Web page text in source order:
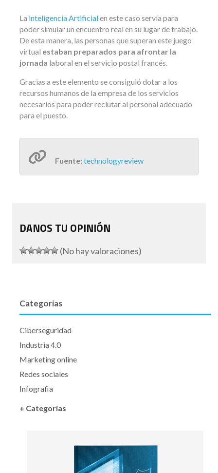
La inteligencia Artificialen este caso servía para
poder simular un encuentro real en su lugar de trabajo.
De esta manera, las personas que superan este juego
virtual estaban preparados para afrontar la
jornada laboral en el servicio postal francés.
Gracias a este elemento se consiguió dotar a los
recursos humanos de la empresa de los servicios
necesarios para poder reclutar al personal adecuado
para el puesto.
Fuente: technologyreview
DANOS TU OPINIÓN
(No hay valoraciones)
Categorías
Ciberseguridad
Industria 4.0
Marketing online
Redes sociales
Infografia
+ Categorías